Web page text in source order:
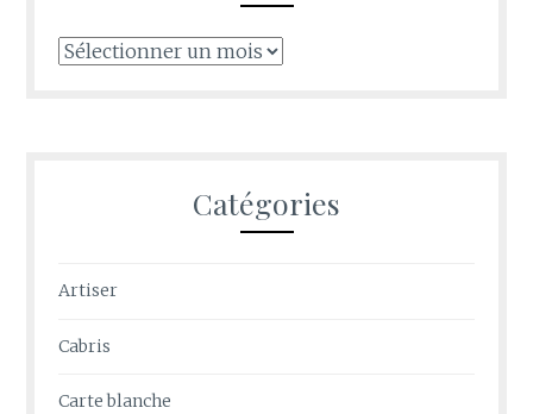
Archives
Catégories
Artiser
Cabris
Carte blanche